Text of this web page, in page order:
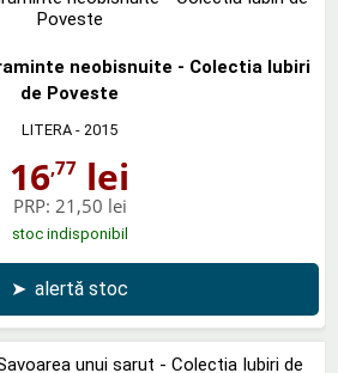
neobisnuite - Colectia Iubiri
de Poveste
LITERA - 2015
16,77 lei
PRP: 21,50 lei
stoc indisponibil
➤ alertă stoc